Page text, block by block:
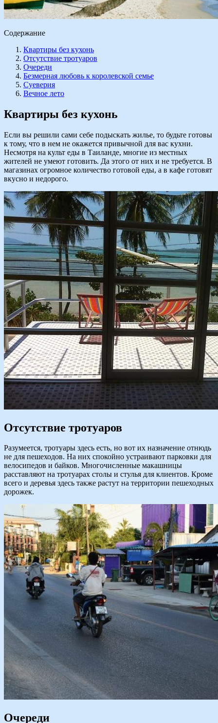
Содержание
Квартиры без кухонь
Отсутствие тротуаров
Очереди
Безмерная любовь к королевской семье
Суеверия
Вечное лето
Квартиры без кухонь
Если вы решили сами себе подыскать жилье, то будьте готовы
к тому, что в нем не окажется привычной для вас кухни.
Несмотря на культ еды в Таиланде, многие из местных
жителей не умеют готовить. Да этого от них и не требуется. В
магазинах огромное количество готовой еды, а в кафе готовят
вкусно и недорого.
Отсутствие тротуаров
Разумеется, тротуары здесь есть, но вот их назначение отнюдь
не для пешеходов. На них спокойно устраивают парковки для
велосипедов и байков. Многочисленные макашницы
расставляют на тротуарах столы и стулья для клиентов. Кроме
всего и деревья здесь также растут на территории пешеходных
дорожек.
Очереди